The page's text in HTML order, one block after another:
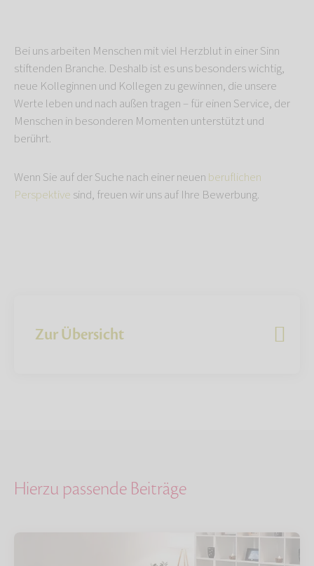
Bei uns arbeiten Menschen mit viel Herzblut in einer Sinn
stiftenden Branche. Deshalb ist es uns besonders wichtig,
neue Kolleginnen und Kollegen zu gewinnen, die unsere
Werte leben und nach außen tragen – für einen Service, der
Menschen in besonderen Momenten unterstützt und
berührt.
Wenn Sie auf der Suche nach einer neuen beruflichen
Perspektive sind, freuen wir uns auf Ihre Bewerbung.
Zur Übersicht
Hierzu passende Beiträge